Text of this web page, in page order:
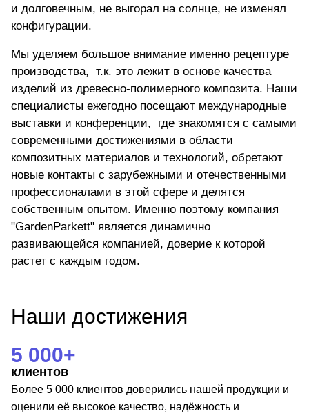
и долговечным, не выгорал на солнце, не изменял
конфигурации.
Мы уделяем большое внимание именно рецептуре
производства, т.к. это лежит в основе качества
изделий из древесно-полимерного композита. Наши
специалисты ежегодно посещают международные
выставки и конференции, где знакомятся с самыми
современными достижениями в области
композитных материалов и технологий, обретают
новые контакты с зарубежными и отечественными
профессионалами в этой сфере и делятся
собственным опытом. Именно поэтому компания
"GardenParkett" является динамично
развивающейся компанией, доверие к которой
растет с каждым годом.
Наши достижения
5 000+
клиентов
Более 5 000 клиентов доверились нашей продукции и
оценили её высокое качество, надёжность и